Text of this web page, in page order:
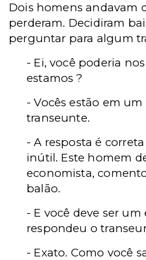
Dois homens andavam
perderam. Decidiram
perguntar para algum
- Ei, você poderia
estamos ?
- Vocês estão em
transeunte.
- A resposta é
inútil. Este homem
economista,
balão.
- E você deve ser um
respondeu o
- Exato. Como você